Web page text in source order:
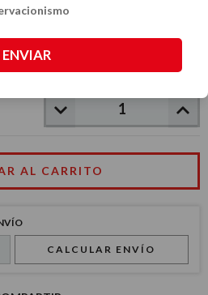
CALCULAR ENVÍO
ENVIAR